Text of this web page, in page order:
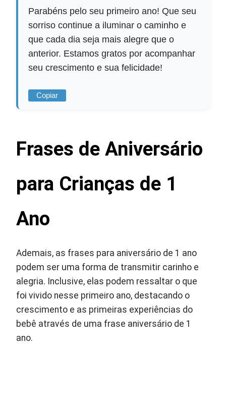
Parabéns pelo seu primeiro ano! Que seu
sorriso continue a iluminar o caminho e
que cada dia seja mais alegre que o
anterior. Estamos gratos por acompanhar
seu crescimento e sua felicidade!
Copiar
Frases de Aniversário
para Crianças de 1
Ano
Ademais, as frases para aniversário de 1 ano
podem ser uma forma de transmitir carinho e
alegria. Inclusive, elas podem ressaltar o que
foi vivido nesse primeiro ano, destacando o
crescimento e as primeiras experiências do
bebê através de uma frase aniversário de 1
ano.